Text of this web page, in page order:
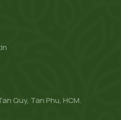
Quy, Tan Phu, HCM.